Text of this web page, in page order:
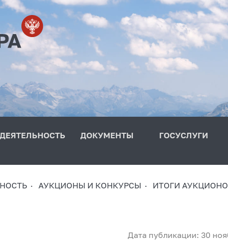
ДЕЯТЕЛЬНОСТЬ ДОКУМЕНТЫ ГОСУСЛУГИ
АУКЦИОНЫ И КОНКУРСЫ ИТОГИ
Дата публикации: 30